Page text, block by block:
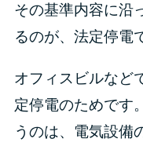
その基準内容に沿
るのが、法定停電
オフィスビルなど
定停電のためです
うのは、電気設備